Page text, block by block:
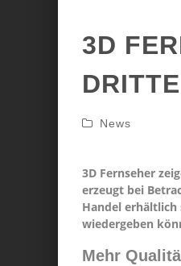
3D
News
3D Fernseher
erzeugt bei
Handel
wiedergeben
Mehr